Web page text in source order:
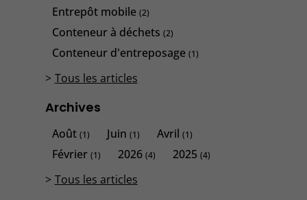
Entrepôt mobile (2)
Conteneur à déchets (2)
Conteneur d'entreposage (1)
Tous les articles
Archives
Août (1) Juin(1) Avril(1)
Février (1) 2026(4) 2025(4)
Tous les articles